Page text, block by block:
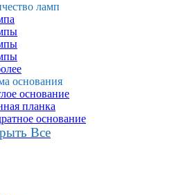
ламп
основания
основание
планка
основание
Все